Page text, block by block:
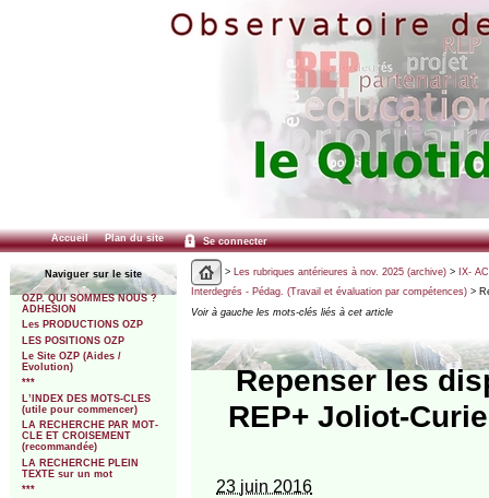
Accueil Plan du site Se connecter
Naviguer sur le site
OZP. QUI SOMMES NOUS ?
ADHESION
Les PRODUCTIONS OZP
LES POSITIONS OZP
Le Site OZP (Aides /
Evolution)
***
L’INDEX DES MOTS-CLES
(utile pour commencer)
LA RECHERCHE PAR MOT-
CLE ET CROISEMENT
(recommandée)
LA RECHERCHE PLEIN
TEXTE sur un mot
***
> Les rubriques antérieures à nov. 2025 (archive)> IX-
Interdegrés - Pédag. (Travail et évaluation par compétences)>
Voir à gauche les mots-clés liés à cet article
Repenser les
REP+ Joliot-
23 juin 2016